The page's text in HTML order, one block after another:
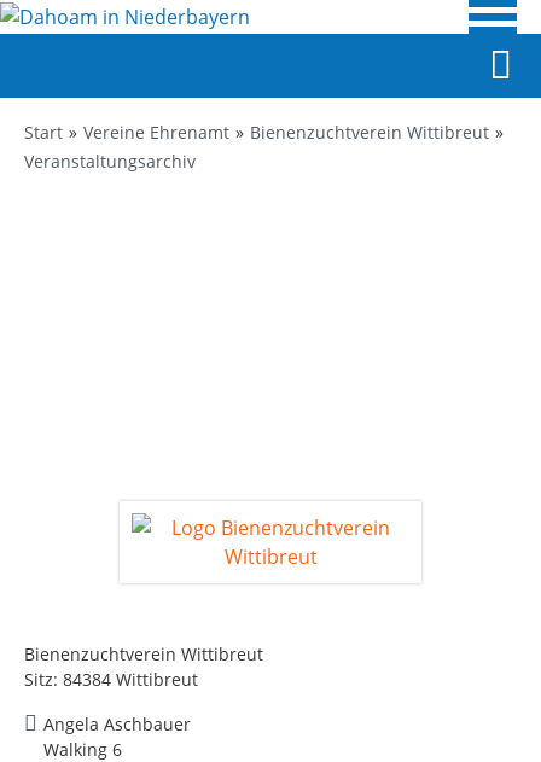
Start Vereine Ehrenamt
Bienenzuchtverein Wittibreut
Veranstaltungsarchiv
Bienenzuchtverein Wittibreut
Sitz: 84384 Wittibreut
Angela Aschbauer
Walking 6